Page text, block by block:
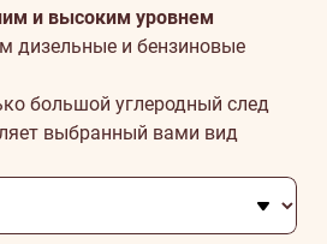
и высоким уровнем
дизельные и бензиновые
большой углеродный след
выбранный вами вид